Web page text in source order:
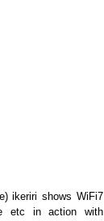
ikeriri shows WiFi7
etc in action with